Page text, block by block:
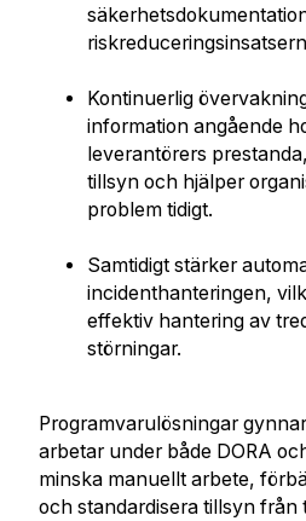
Kontinuerlig
information angående
leverantörers
tillsyn och hjälper
problem tidigt.
Samtidigt stärker
incidenthanteringen,
effektiv hantering av
störningar.
Programvarulösningar
arbetar under både DORA
minska manuellt arbete,
och standardisera tillsyn från